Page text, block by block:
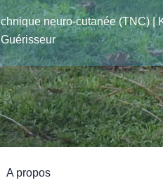
neuro-cutanée (TNC) |
Guérisseur
A propos